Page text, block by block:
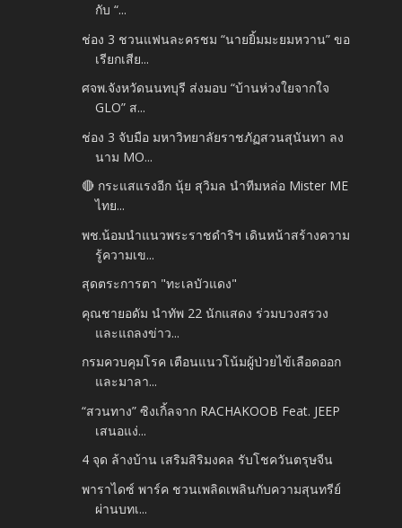
กับ “...
ช่อง 3 ชวนแฟนละครชม “นายยิ้มมะยมหวาน” ขอ
เรียกเสีย...
ศจพ.จังหวัดนนทบุรี ส่งมอบ “บ้านห่วงใยจากใจ
GLO” ส...
ช่อง 3 จับมือ มหาวิทยาลัยราชภัฏสวนสุนันทา ลง
นาม MO...
🔴 กระแสแรงอีก นุ้ย สุวิมล นำทีมหล่อ Mister ME
ไทย...
พช.น้อมนำแนวพระราชดำริฯ เดินหน้าสร้างความ
รู้ความเข...
สุดตระการตา "ทะเลบัวแดง"
คุณชายอดัม นำทัพ 22 นักแสดง ร่วมบวงสรวง
และแถลงข่าว...
กรมควบคุมโรค เตือนแนวโน้มผู้ป่วยไข้เลือดออก
และมาลา...
“สวนทาง” ซิงเกิ้ลจาก RACHAKOOB Feat. JEEP
เสนอแง่...
4 จุด ล้างบ้าน เสริมสิริมงคล รับโชควันตรุษจีน
พาราไดซ์ พาร์ค ชวนเพลิดเพลินกับความสุนทรีย์
ผ่านบทเ...